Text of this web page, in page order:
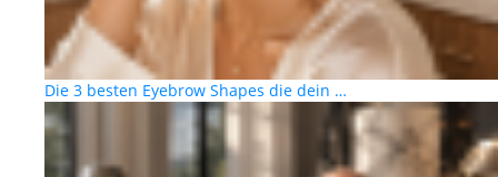
Die 3 besten Eyebrow Shapes die dein …